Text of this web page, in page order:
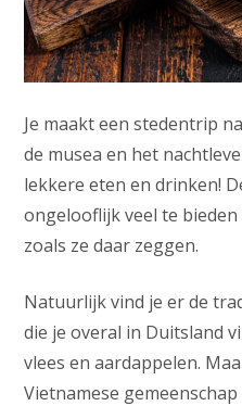
Je maakt een stedentrip
de musea en het
lekkere eten en drinken!
ongelooflijk veel te
zoals ze daar zeggen.
Natuurlijk vind je er de
die je overal in Duitsland
vlees en aardappelen.
Vietnamese